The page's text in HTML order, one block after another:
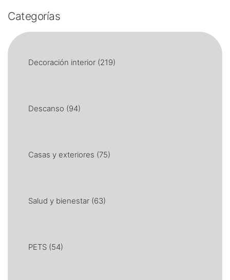
Categorías
Decoración interior (219)
Descanso (94)
Casas y exteriores (75)
Salud y bienestar (63)
PETS (54)